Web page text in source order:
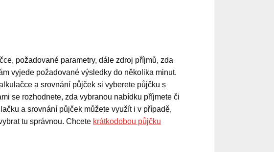
požadované parametry, dále zdroj příjmů, zda
vyjede požadované výsledky do několika minut.
a srovnání půjček si vyberete půjčku s
se rozhodnete, zda vybranou nabídku příjmete či
a srovnání půjček můžete využít i v případě,
tu správnou. Chcete krátkodobou půjčku